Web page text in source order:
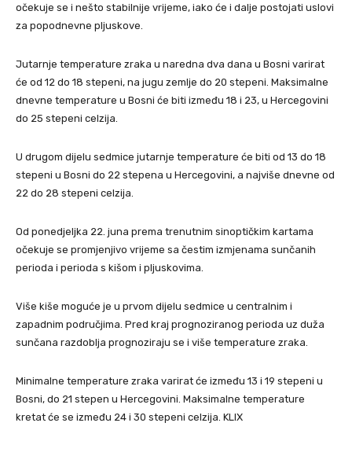
očekuje se i nešto stabilnije vrijeme, iako će i dalje postojati uslovi
za popodnevne pljuskove.
Jutarnje temperature zraka u naredna dva dana u Bosni varirat
će od 12 do 18 stepeni, na jugu zemlje do 20 stepeni. Maksimalne
dnevne temperature u Bosni će biti između 18 i 23, u Hercegovini
do 25 stepeni celzija.
U drugom dijelu sedmice jutarnje temperature će biti od 13 do 18
stepeni u Bosni do 22 stepena u Hercegovini, a najviše dnevne od
22 do 28 stepeni celzija.
Od ponedjeljka 22. juna prema trenutnim sinoptičkim kartama
očekuje se promjenjivo vrijeme sa čestim izmjenama sunčanih
perioda i perioda s kišom i pljuskovima.
Više kiše moguće je u prvom dijelu sedmice u centralnim i
zapadnim područjima. Pred kraj prognoziranog perioda uz duža
sunčana razdoblja prognoziraju se i više temperature zraka.
Minimalne temperature zraka varirat će između 13 i 19 stepeni u
Bosni, do 21 stepen u Hercegovini. Maksimalne temperature
kretat će se između 24 i 30 stepeni celzija. KLIX